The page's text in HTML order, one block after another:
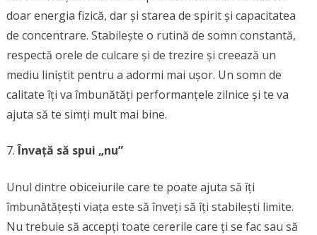
doar energia fizică, dar și starea de spirit și capacitatea
de concentrare. Stabilește o rutină de somn constantă,
respectă orele de culcare și de trezire și creează un
mediu liniștit pentru a adormi mai ușor. Un somn de
calitate îți va îmbunătăți performanțele zilnice și te va
ajuta să te simți mult mai bine.
Învață să spui „nu”
Unul dintre obiceiurile care te poate ajuta să îți
îmbunătățești viața este să înveți să îți stabilești limite.
Nu trebuie să accepți toate cererile care ți se fac sau să